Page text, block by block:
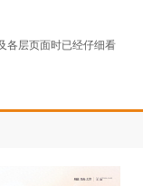
各层页面时已经仔细看